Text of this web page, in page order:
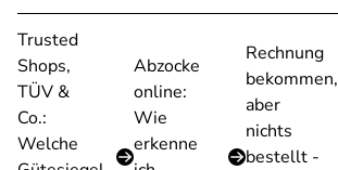
Trusted
Shops,
TÜV &
Co.:
Welche
Abzocke
online:
Wie
erkenne
Rechnung
bekommen,
aber
nichts
bestellt -